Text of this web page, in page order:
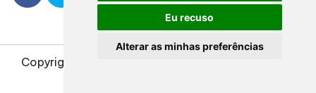
Eu recuso
Alterar as minhas preferências
Copyright